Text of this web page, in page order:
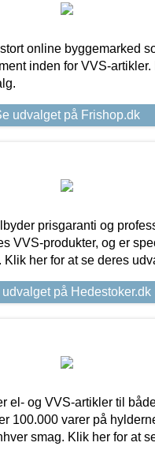
online byggemarked
inden for VVS-artikler.
udvalget på Frishop.dk
prisgaranti og
VVS-produkter, og er
Klik her for at se deres
udvalget på Hedestoker.dk
el- og VVS-artikler til
100.000 varer på
smag. Klik her for at